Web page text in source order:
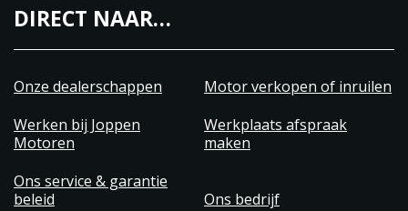
DIRECT NAAR…
Onze dealerschappen
Motor verkopen of inruilen
Werken bij Joppen
Motoren
Werkplaats afspraak
maken
Ons service & garantie
beleid
Ons bedrijf